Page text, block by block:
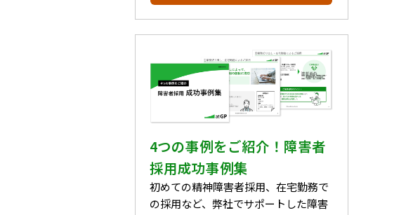
4つの事例をご紹介！障害者
採用成功事例集
初めての精神障害者採用、在宅勤務で
の採用など、弊社でサポートした障害